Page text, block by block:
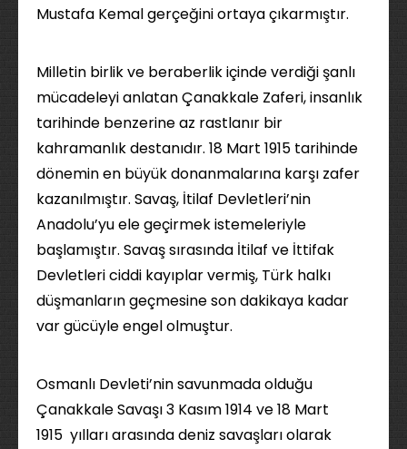
Mustafa Kemal gerçeğini ortaya çıkarmıştır.
Milletin birlik ve beraberlik içinde verdiği şanlı
mücadeleyi anlatan Çanakkale Zaferi, insanlık
tarihinde benzerine az rastlanır bir
kahramanlık destanıdır. 18 Mart 1915 tarihinde
dönemin en büyük donanmalarına karşı zafer
kazanılmıştır. Savaş, İtilaf Devletleri’nin
Anadolu’yu ele geçirmek istemeleriyle
başlamıştır. Savaş sırasında İtilaf ve İttifak
Devletleri ciddi kayıplar vermiş, Türk halkı
düşmanların geçmesine son dakikaya kadar
var gücüyle engel olmuştur.
Osmanlı Devleti’nin savunmada olduğu
Çanakkale Savaşı 3 Kasım 1914 ve 18 Mart
1915 yılları arasında deniz savaşları olarak